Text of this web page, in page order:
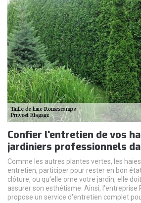
Confier l'entretien de vos
jardiniers professionnels
Comme les autres plantes vertes, les
entretien, participer pour rester en bon
clôture, ou qu'elle orne votre jardin, elle
assurer son esthétisme. Ainsi, l'entreprise
propose un service d'entretien complet